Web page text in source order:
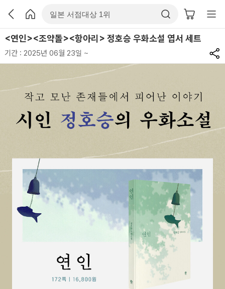
<연인><조약돌><항아리> 정호승 우화소설 엽서 세트
기간 : 2025년 06월 23일 ~